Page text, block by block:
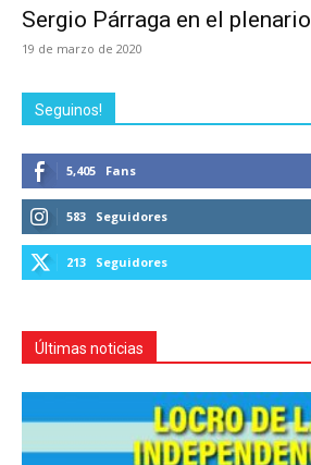
Sergio Párraga en el plenario
19 de marzo de 2020
Seguinos!
5,405 Fans
583 Seguidores
213 Seguidores
Últimas noticias